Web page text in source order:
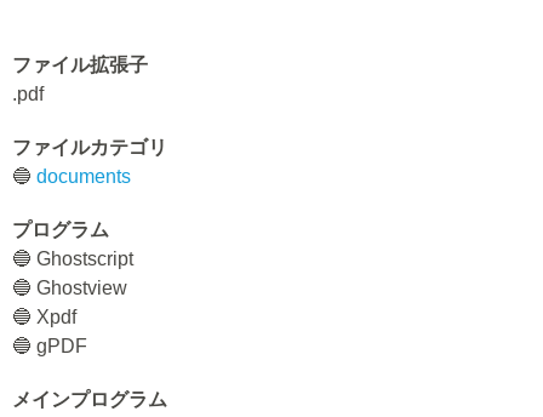
ファイル拡張子
.pdf
ファイルカテゴリ
🔵 documents
プログラム
🔵 Ghostscript
🔵 Ghostview
🔵 Xpdf
🔵 gPDF
メインプログラム